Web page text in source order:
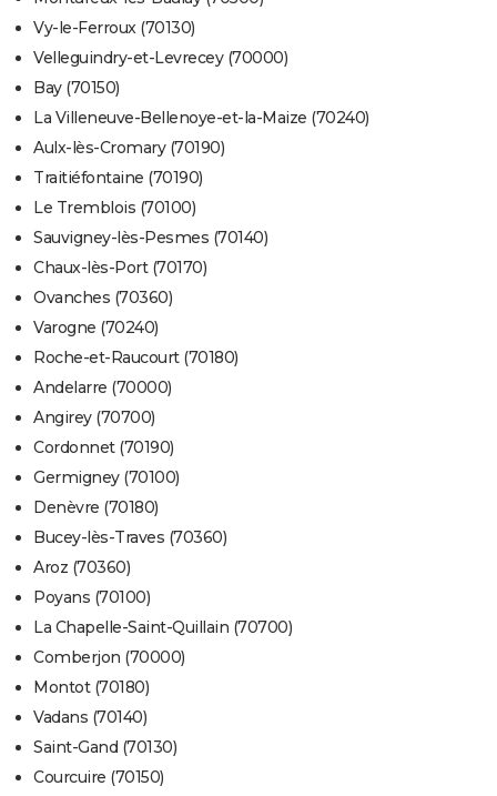
Vy-le-Ferroux (70130)
Velleguindry-et-Levrecey (70000)
Bay (70150)
La Villeneuve-Bellenoye-et-la-Maize (70240)
Aulx-lès-Cromary (70190)
Traitiéfontaine (70190)
Le Tremblois (70100)
Sauvigney-lès-Pesmes (70140)
Chaux-lès-Port (70170)
Ovanches (70360)
Varogne (70240)
Roche-et-Raucourt (70180)
Andelarre (70000)
Angirey (70700)
Cordonnet (70190)
Germigney (70100)
Denèvre (70180)
Bucey-lès-Traves (70360)
Aroz (70360)
Poyans (70100)
La Chapelle-Saint-Quillain (70700)
Comberjon (70000)
Montot (70180)
Vadans (70140)
Saint-Gand (70130)
Courcuire (70150)